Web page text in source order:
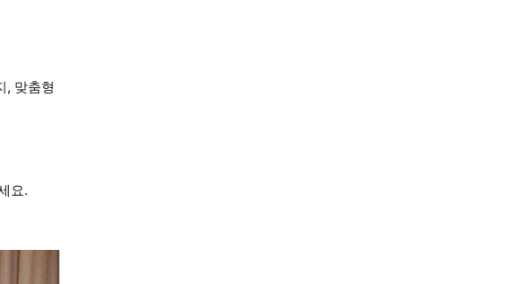
, 맞춤형
요.